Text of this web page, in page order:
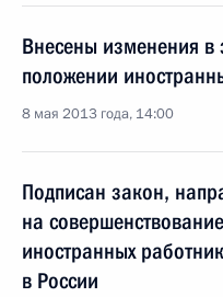
Внесены изменения в
положении
8 мая 2013 года, 14:00
Подписан закон,
на
иностранных
в России